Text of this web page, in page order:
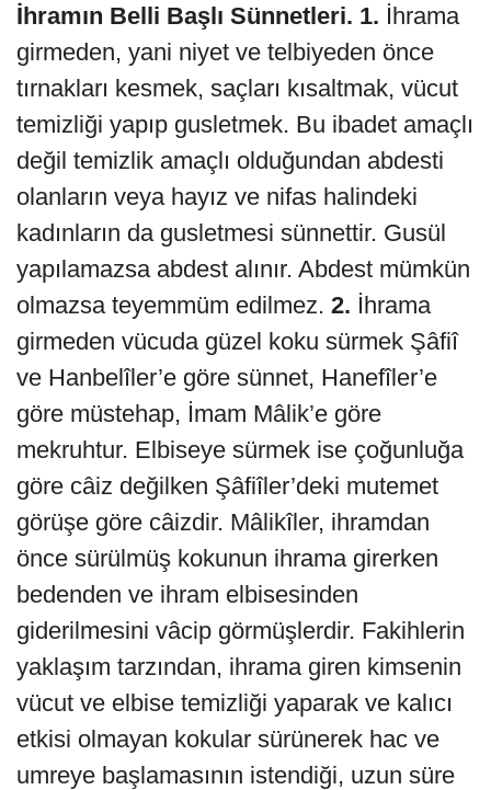
İhramın Belli Başlı Sünnetleri. 1. İhrama
girmeden, yani niyet ve telbiyeden önce
tırnakları kesmek, saçları kısaltmak, vücut
temizliği yapıp gusletmek. Bu ibadet amaçlı
değil temizlik amaçlı olduğundan abdesti
olanların veya hayız ve nifas halindeki
kadınların da gusletmesi sünnettir. Gusül
yapılamazsa abdest alınır. Abdest mümkün
olmazsa teyemmüm edilmez. 2. İhrama
girmeden vücuda güzel koku sürmek Şâfiî
ve Hanbelîler’e göre sünnet, Hanefîler’e
göre müstehap, İmam Mâlik’e göre
mekruhtur. Elbiseye sürmek ise çoğunluğa
göre câiz değilken Şâfiîler’deki mutemet
görüşe göre câizdir. Mâlikîler, ihramdan
önce sürülmüş kokunun ihrama girerken
bedenden ve ihram elbisesinden
giderilmesini vâcip görmüşlerdir. Fakihlerin
yaklaşım tarzından, ihrama giren kimsenin
vücut ve elbise temizliği yaparak ve kalıcı
etkisi olmayan kokular sürünerek hac ve
umreye başlamasının istendiği, uzun süre